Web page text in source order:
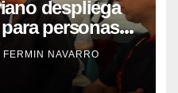
despliega
personas
en
Guaira
FERMIN NAVARRO